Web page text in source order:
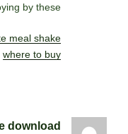
by these.
meal shake
where to buy
download